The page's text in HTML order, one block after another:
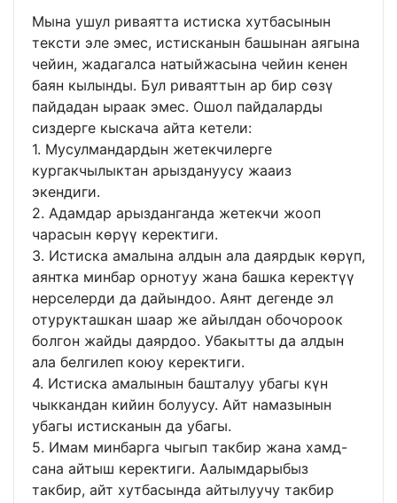
Мына ушул риваятта истиска хутбасынын
тексти эле эмес, истисканын башынан аягына
чейин, жадагалса натыйжасына чейин кенен
баян кылынды. Бул риваяттын ар бир сөзү
пайдадан ыраак эмес. Ошол пайдаларды
сиздерге кыскача айта кетели:
1. Мусулмандардын жетекчилерге
кургакчылыктан арыздануусу жааиз
экендиги.
2. Адамдар арызданганда жетекчи жооп
чарасын көрүү керектиги.
3. Истиска амалына алдын ала даярдык көрүп,
аянтка минбар орнотуу жана башка керектүү
нерселерди да дайындоо. Аянт дегенде эл
отурукташкан шаар же айылдан обочороок
болгон жайды даярдоо. Убакытты да алдын
ала белгилеп коюу керектиги.
4. Истиска амалынын башталуу убагы күн
чыккандан кийин болуусу. Айт намазынын
убагы истисканын да убагы.
5. Имам минбарга чыгып такбир жана хамд-
сана айтыш керектиги. Аалымдарыбыз
такбир, айт хутбасында айтылуучу такбир